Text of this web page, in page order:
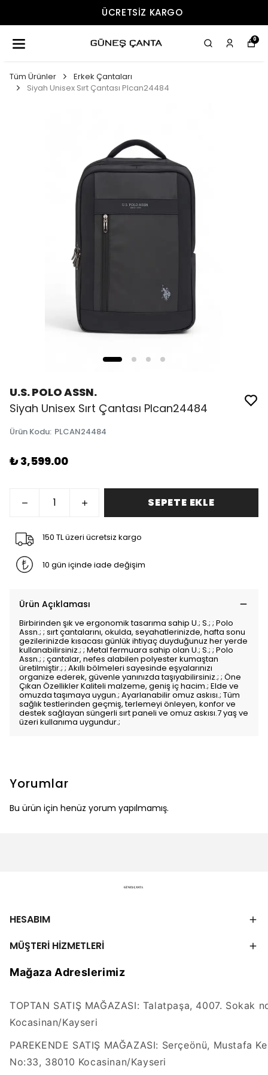
ÜCRETSIZ KARGO
0
Tüm Ürünler
Erkek Çantaları
Siyah Unisex Sırt Çantası Plcan24484
U.S. POLO ASSN.
Siyah Unisex Sırt Çantası Plcan24484
Ürün Kodu: PLCAN24484
₺ 3,599.00
SEPETE EKLE
150 TL üzeri ücretsiz kargo
10 gün içinde iade değişim
Ürün Açıklaması
Birbirinden şık ve ergonomik tasarıma sahip U.; S.; ; Polo
Assn.; ; sırt çantalarını, okulda, seyahatlerinizde, hafta sonu
gezilerinizde kısacası günlük ihtiyaç duyduğunuz her yerde
kullanabilirsiniz.; ; Metal fermuara sahip olan U.; S.; ; Polo
Assn.; ; çantalar, nefes alabilen polyester kumaştan
üretilmiştir.; ; Akıllı bölmeleri sayesinde eşyalarınızı
organize ederek, güvenle yanınızda taşıyabilirsiniz.; ; Öne
Çıkan Özellikler Kaliteli malzeme, geniş iç hacim.; Elde ve
omuzda taşımaya uygun.; Ayarlanabilir omuz askısı.; Tüm
sağlık testlerinden geçmiş, terlemeyi önleyen, konfor ve
destek sağlayan süngerli sırt paneli ve omuz askısı.7 yaş ve
üzeri kullanıma uygundur.;
Yorumlar
Bu ürün için henüz yorum yapılmamış.
HESABIM
MÜŞTERİ HİZMETLERİ
Mağaza Adreslerimiz
TOPTAN SATIŞ MAĞAZASI: Talatpaşa, 4007. Sokak
Kocasinan/Kayseri
PAREKENDE SATIŞ MAĞAZASI: Serçeönü, Mustafa
No:33, 38010 Kocasinan/Kayseri